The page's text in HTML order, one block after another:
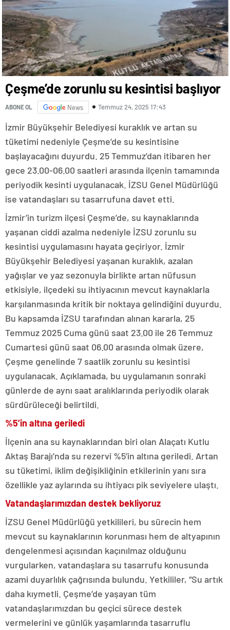
Çeşme’de zorunlu su kesintisi başlıyor
ABONE OL News Temmuz 24, 2025 17:43
İzmir Büyükşehir Belediyesi kuraklık ve artan su
tüketimi nedeniyle Çeşme’de su kesintisine
başlayacağını duyurdu. 25 Temmuz’dan itibaren her
gece 23.00-06.00 saatleri arasında ilçenin tamamında
periyodik kesinti uygulanacak. İZSU Genel Müdürlüğü
ise vatandaşları su tasarrufuna davet etti.
İzmir’in turizm ilçesi Çeşme’de, su kaynaklarında
yaşanan ciddi azalma nedeniyle İZSU zorunlu su
kesintisi uygulamasını hayata geçiriyor. İzmir
Büyükşehir Belediyesi yaşanan kuraklık, azalan
yağışlar ve yaz sezonuyla birlikte artan nüfusun
etkisiyle, ilçedeki su ihtiyacının mevcut kaynaklarla
karşılanmasında kritik bir noktaya gelindiğini duyurdu.
Bu kapsamda İZSU tarafından alınan kararla, 25
Temmuz 2025 Cuma günü saat 23.00 ile 26 Temmuz
Cumartesi günü saat 06.00 arasında olmak üzere,
Çeşme genelinde 7 saatlik zorunlu su kesintisi
uygulanacak. Açıklamada, bu uygulamanın sonraki
günlerde de aynı saat aralıklarında periyodik olarak
sürdürüleceği belirtildi.
%5’in altına geriledi
İlçenin ana su kaynaklarından biri olan Alaçatı Kutlu
Aktaş Barajı’nda su rezervi %5’in altına geriledi. Artan
su tüketimi, iklim değişikliğinin etkilerinin yanı sıra
özellikle yaz aylarında su ihtiyacı pik seviyelere ulaştı.
Vatandaşlarımızdan destek bekliyoruz
İZSU Genel Müdürlüğü yetkilileri, bu sürecin hem
mevcut su kaynaklarının korunması hem de altyapının
dengelenmesi açısından kaçınılmaz olduğunu
vurgularken, vatandaşlara su tasarrufu konusunda
azami duyarlılık çağrısında bulundu. Yetkililer, “Su artık
daha kıymetli. Çeşme’de yaşayan tüm
vatandaşlarımızdan bu geçici sürece destek
vermelerini ve günlük yaşamlarında tasarruflu